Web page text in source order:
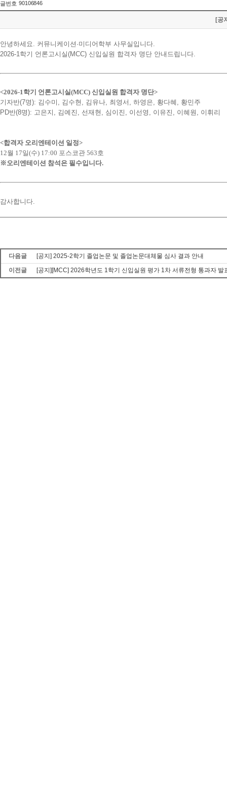
글번호 90106846
[공
안녕하세요. 커뮤니케이션·미디어학부 사무실입니다.
2026-1학기 언론고시실(MCC) 신입실원 합격자 명단 안내드립니다.
<2026-1학기 언론고시실(MCC) 신입실원 합격자 명단>
기자반(7명): 김수미, 김수현, 김유나, 최영서, 하영은, 황다혜, 황민주
PD반(8명): 고은지, 김예진, 선재현, 심이진, 이선영, 이유진, 이혜원, 이휘리
<합격자 오리엔테이션 일정>
12월 17일(수) 17:00 포스코관 563호
※오리엔테이션 참석은 필수입니다.
감사합니다.
다음글
[공지] 2025-2학기 졸업논문 및 졸업논문대체물 심사 결과 안내
이전글
[공지][MCC] 2026학년도 1학기 신입실원 평가 1차 서류전형 통과자 발